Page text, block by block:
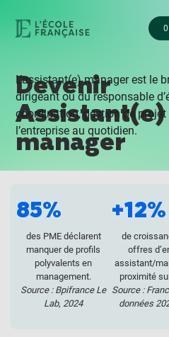
Devenir
Assistant(e)
manager
L’assistant(e) manager est le
dirigeant ou du responsable
coordination, gestion de
l’entreprise au quotidien.
85%
des PME déclarent
manquer de profils
polyvalents en
management.
Source : Bpifrance Le
Lab, 2024
+12%
de
offres
assistant/
proximité
Source :
données